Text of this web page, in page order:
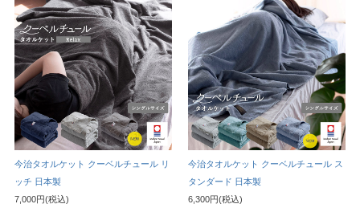
今治タオルケット クーベルチュール リ
ッチ 日本製
7,000円(税込)
今治タオルケット クーベルチュール ス
タンダード 日本製
6,300円(税込)